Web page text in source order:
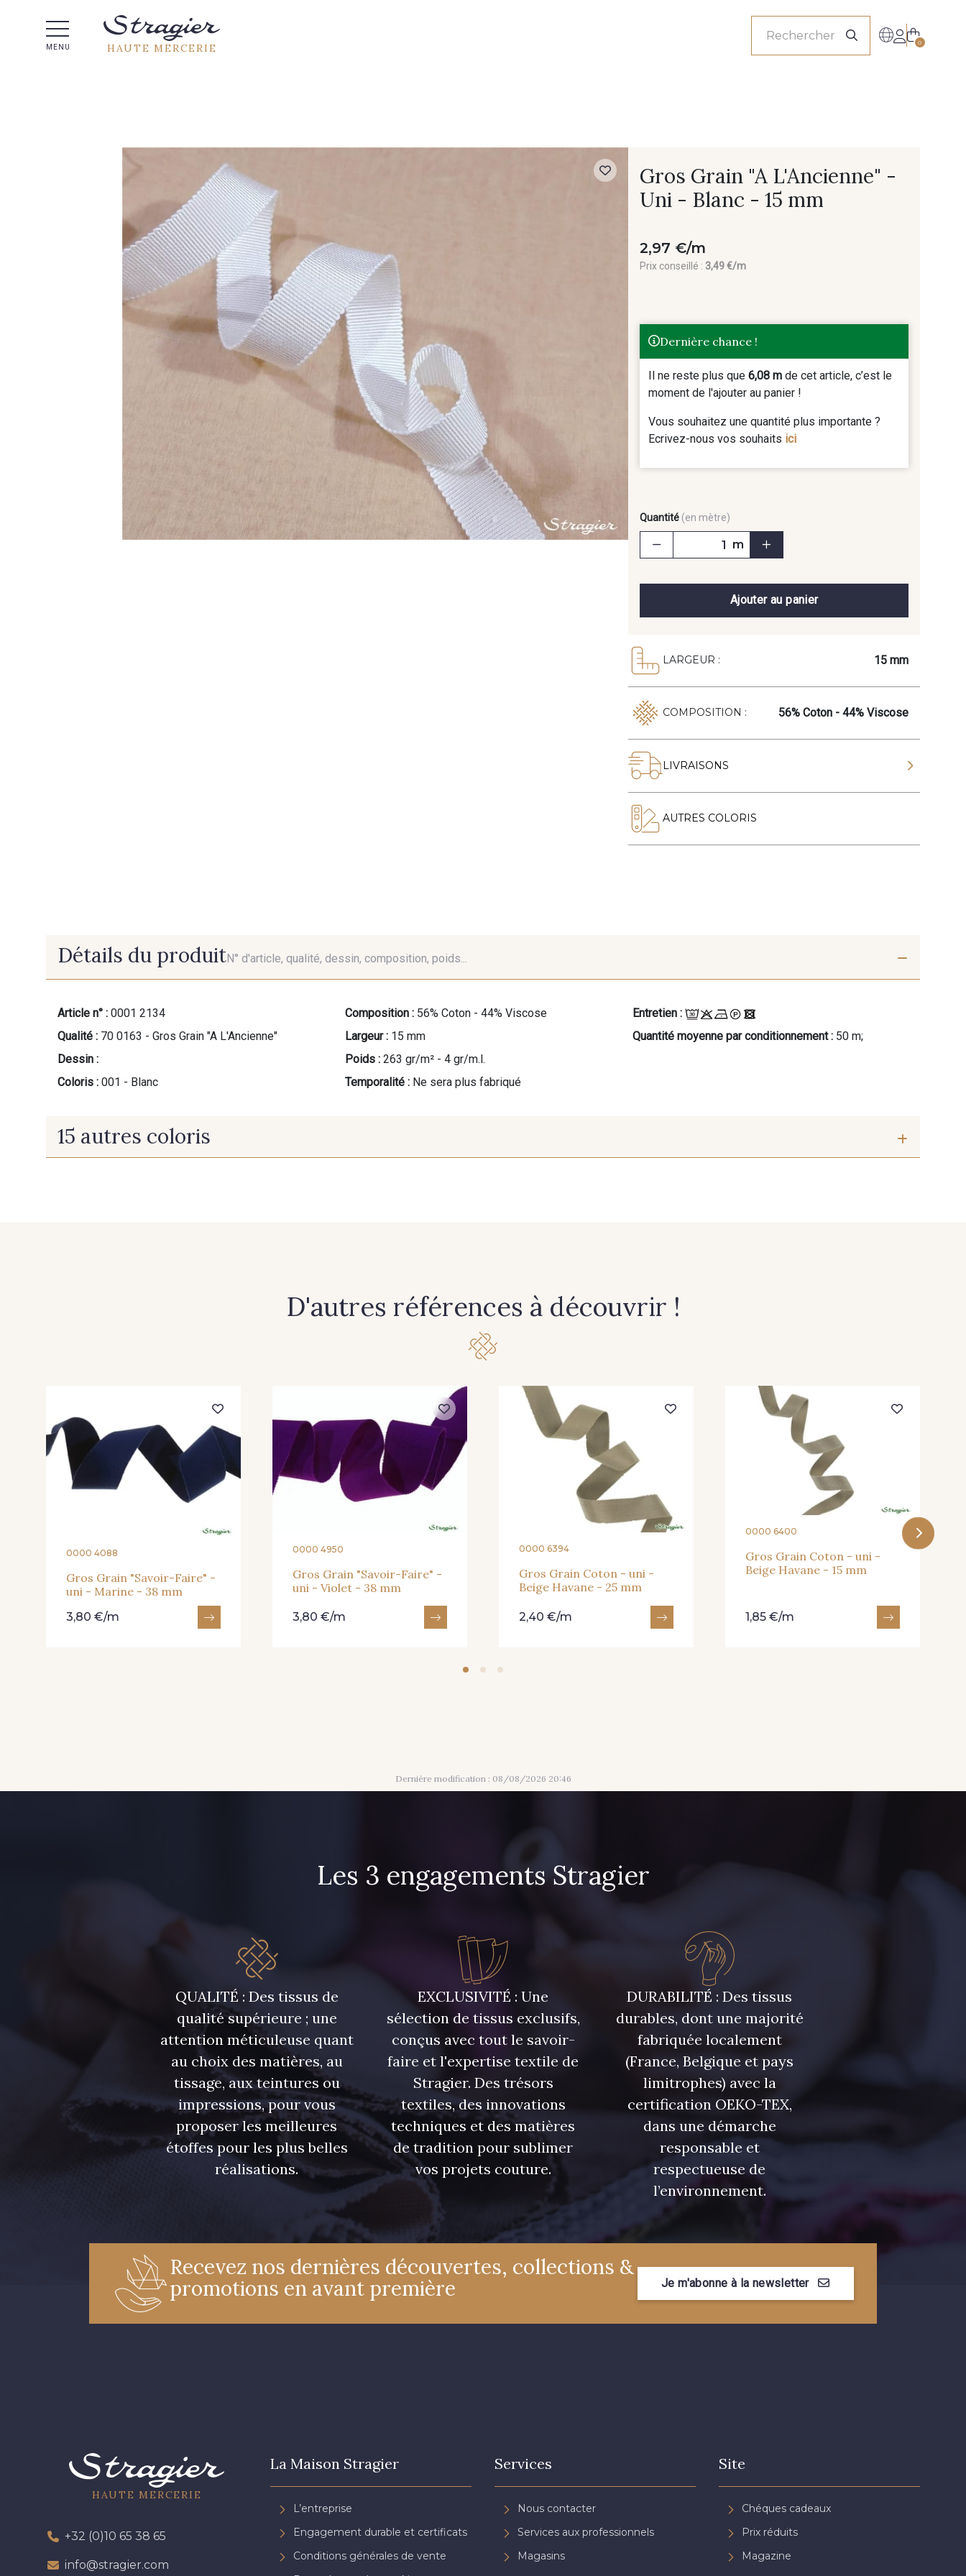
MENU HAUTE MERCERIE 0
Gros Grain "A L'Ancienne" -
Uni - Blanc - 15 mm
2,97 €/m
Prix conseillé : 3,49 €/m
Dernière chance !
Il ne reste plus que6,08 m de cet article, c’est le
moment de l'ajouter au panier !
Vous souhaitez une quantité plus importante ?
Ecrivez-nous vos souhaits ici
Quantité (en mètre)
m
Ajouter au panier
LARGEUR : 15 mm
COMPOSITION : 56% Coton - 44% Viscose
LIVRAISONS
AUTRES COLORIS
Détails du produitN° d'article, qualité, dessin, composition, poids...
Article n° : 0001 2134
Qualité : 70 0163 - Gros Grain "A L'Ancienne"
Dessin :
Coloris : 001 - Blanc
Composition : 56% Coton - 44% Viscose
Largeur : 15 mm
Poids : 263 gr/m² - 4 gr/m.l.
Temporalité : Ne sera plus fabriqué
Entretien :
Quantité moyenne par conditionnement : 50 m;
15 autres coloris
051 - Gris Clair
D'autres références à découvrir !
0000 4088
Gros Grain "Savoir-Faire" -
uni - Marine - 38 mm
3,80 €/m
0000 4950
Gros Grain "Savoir-Faire" -
uni - Violet - 38 mm
3,80 €/m
0000 6394
Gros Grain Coton - uni -
Beige Havane - 25 mm
2,40 €/m
0000 6400
Gros Grain Coton - uni -
Beige Havane - 15 mm
1,85 €/m
Dernière modification : 08/08/2026 20:46
Les 3 engagements Stragier
QUALITÉ : Des tissus de
qualité supérieure ; une
attention méticuleuse quant
au choix des matières, au
tissage, aux teintures ou
impressions, pour vous
proposer les meilleures
étoffes pour les plus belles
réalisations.
EXCLUSIVITÉ : Une
sélection de tissus exclusifs,
conçus avec tout le savoir-
faire et l'expertise textile de
Stragier. Des trésors
textiles, des innovations
techniques et des matières
de tradition pour sublimer
vos projets couture.
DURABILITÉ : Des tissus
durables, dont une majorité
fabriquée localement
(France, Belgique et pays
limitrophes) avec la
certification OEKO-TEX,
dans une démarche
responsable et
respectueuse de
l’environnement.
Recevez nos dernières découvertes, collections &
promotions en avant première
Je m'abonne à la newsletter
HAUTE MERCERIE
+32 (0)10 65 38 65
info@stragier.com
La Maison Stragier
L’entreprise
Engagement durable et certificats
Conditions générales de vente
Services
Nous contacter
Services aux professionnels
Magasins
Site
Chéques cadeaux
Prix réduits
Magazine